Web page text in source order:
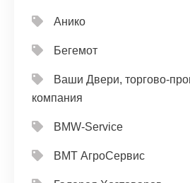
Анико
Бегемот
Ваши Двери, торгово-
компания
ВМW-Service
ВМТ АгроСервис